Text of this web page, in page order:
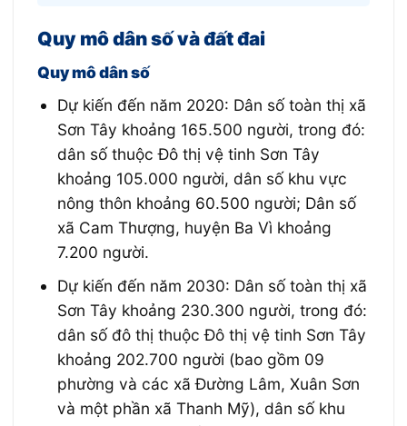
Quy mô dân số và đất đai
Quy mô dân số
Dự kiến đến năm 2020: Dân số toàn thị xã
Sơn Tây khoảng 165.500 người, trong đó:
dân số thuộc Đô thị vệ tinh Sơn Tây
khoảng 105.000 người, dân số khu vực
nông thôn khoảng 60.500 người; Dân số
xã Cam Thượng, huyện Ba Vì khoảng
7.200 người.
Dự kiến đến năm 2030: Dân số toàn thị xã
Sơn Tây khoảng 230.300 người, trong đó:
dân số đô thị thuộc Đô thị vệ tinh Sơn Tây
khoảng 202.700 người (bao gồm 09
phường và các xã Đường Lâm, Xuân Sơn
và một phần xã Thanh Mỹ), dân số khu